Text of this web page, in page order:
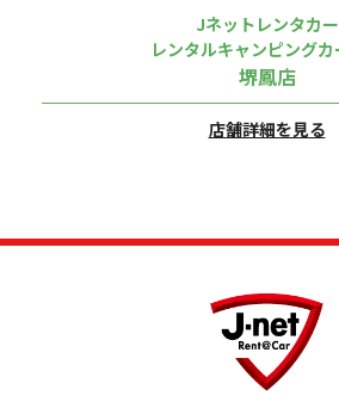
Jネットレンタカー
レンタルキャンピング
堺鳳店
店舗詳細を見る